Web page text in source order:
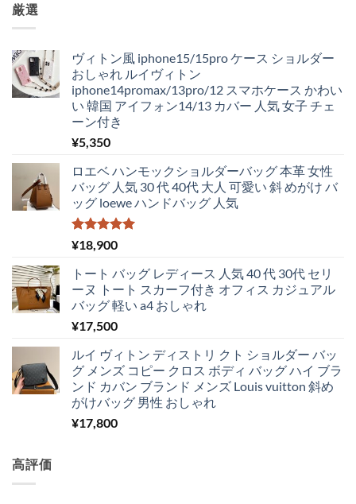
¥5,250
で
し
た。
¥4,830
で
す。
厳選
ヴィトン風 iphone15/15pro ケース ショルダー
おしゃれ ルイヴィトン
iphone14promax/13pro/12 スマホケース かわい
い 韓国 アイフォン14/13 カバー 人気 女子 チェ
ーン付き
¥5,350
ロエベ ハンモックショルダーバッグ 本革 女性
バッグ 人気 30 代 40代 大人 可愛い 斜 めがけ バ
ッグ loewe ハンドバッグ 人気
5段階中
5.00の評価
¥18,900
トート バッグ レディース 人気 40 代 30代 セリ
ーヌ トート スカーフ付き オフィス カジュアル
バッグ 軽い a4 おしゃれ
¥17,500
ルイ ヴィトン ディストリ クト ショルダー バッ
グ メンズ コピー クロス ボディ バッグ ハイ ブラ
ンド カバン ブランド メンズ Louis vuitton 斜め
がけバッグ 男性 おしゃれ
¥17,800
高評価